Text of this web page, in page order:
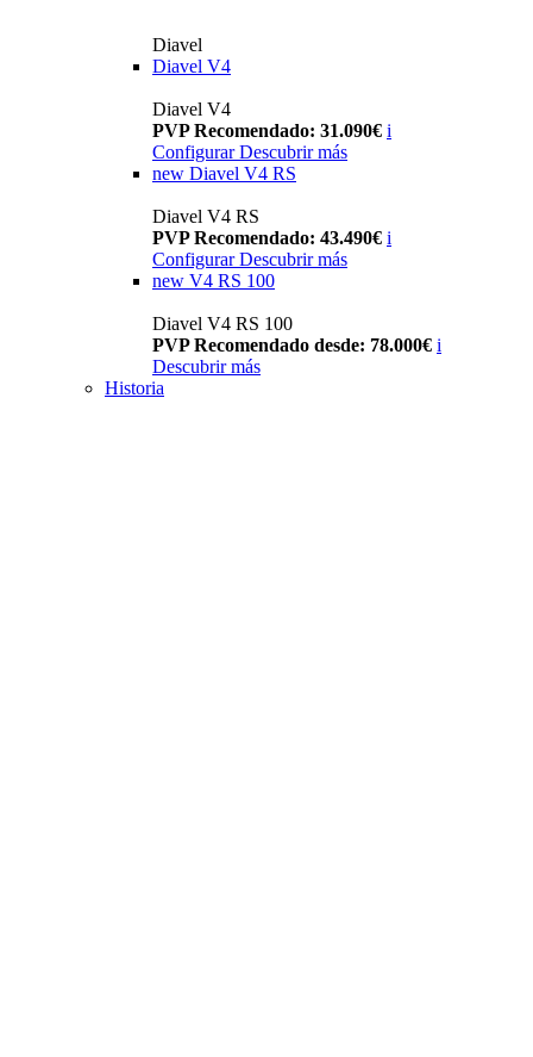
Diavel
Diavel V4
Diavel V4
PVP Recomendado: 31.090€ i
Configurar Descubrir más
new Diavel V4 RS
Diavel V4 RS
PVP Recomendado: 43.490€ i
Configurar Descubrir más
new V4 RS 100
Diavel V4 RS 100
PVP Recomendado desde: 78.000€ i
Descubrir más
Historia